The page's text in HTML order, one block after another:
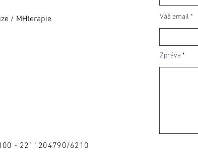
/ MHterapie
- 2211204790/6210
Váš email
Zpráva